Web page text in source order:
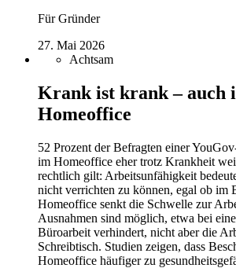
Für Gründer
27. Mai 2026
Achtsam
Krank ist krank – auch
Homeoffice
52 Prozent der Befragten einer
im Homeoffice eher trotz Krankheit
rechtlich gilt: Arbeitsunfähigkeit
nicht verrichten zu können, egal ob im
Homeoffice senkt die Schwelle zur
Ausnahmen sind möglich, etwa bei
Büroarbeit verhindert, nicht aber die
Schreibtisch. Studien zeigen, dass
Homeoffice häufiger zu